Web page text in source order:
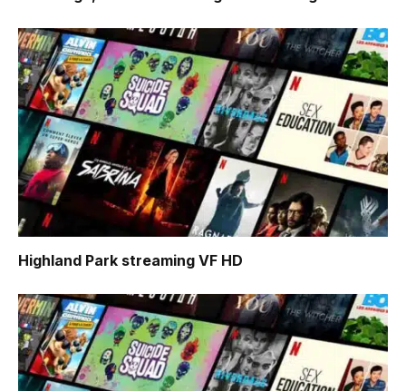
Highland Park streaming VF HD